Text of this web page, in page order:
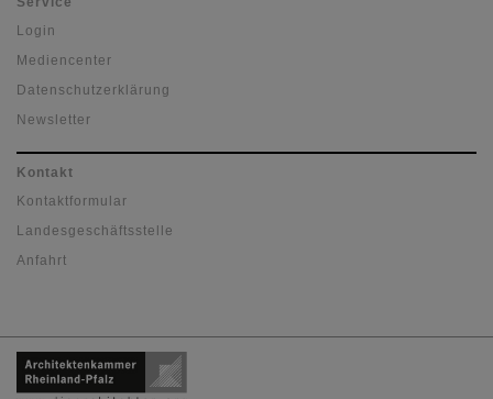
Login
Mediencenter
Datenschutzerklärung
Newsletter
Kontakt
Kontaktformular
Landesgeschäftsstelle
Anfahrt